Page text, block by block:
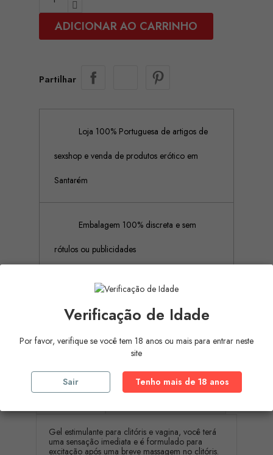
ADICIONAR AO CARRINHO
Partilhar
Loja 100% Portuguesa de artigos de
sexshop e venda de produtos erótico em
Santarém
Embalagem 100% discreta e sem
rótulos ou publicidades
Pagamento Seguro (Aceitamos
pagamento por referência Multibanco, Mbway
e cartões de crédito)
Gel estimulante para clitóris e vagina, você terá
uma sensação imediata e é formulado para
excitação após uma breve massagem no clitóris.
Verificação de Idade
Por favor, verifique se você tem 18 anos ou mais para entrar neste
site
Sair Tenho mais de 18 anos